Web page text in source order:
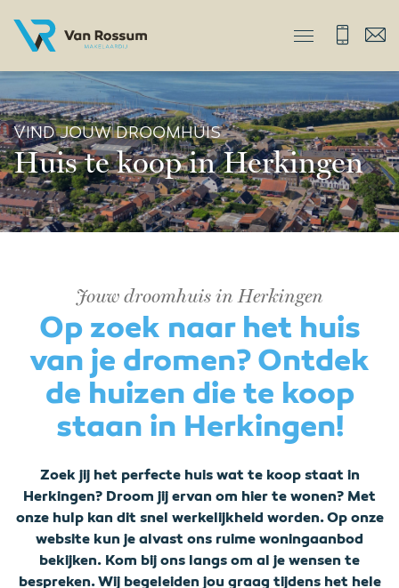
VIND JOUW DROOMHUIS
Huis te koop in Herkingen
Jouw droomhuis in Herkingen
Op zoek naar het huis
van je dromen? Ontdek
de huizen die te koop
staan in Herkingen!
Zoek jij het perfecte huis wat te koop staat in
Herkingen? Droom jij ervan om hier te wonen? Met
onze hulp kan dit snel werkelijkheid worden. Op onze
website kun je alvast ons ruime woningaanbod
bekijken. Kom bij ons langs om al je wensen te
bespreken. Wij begeleiden jou graag tijdens het hele